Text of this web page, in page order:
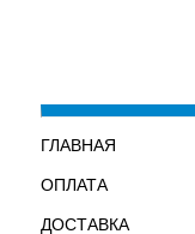
ГЛАВНАЯ
ОПЛАТА
ДОСТАВКА